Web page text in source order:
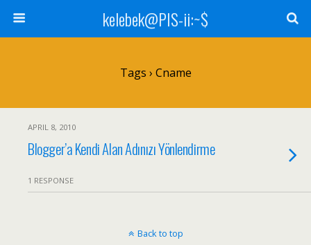
kelebek@PIS-ii:~$
Tags › Cname
APRIL 8, 2010
Blogger’a Kendi Alan Adınızı Yönlendirme
1 RESPONSE
Back to top